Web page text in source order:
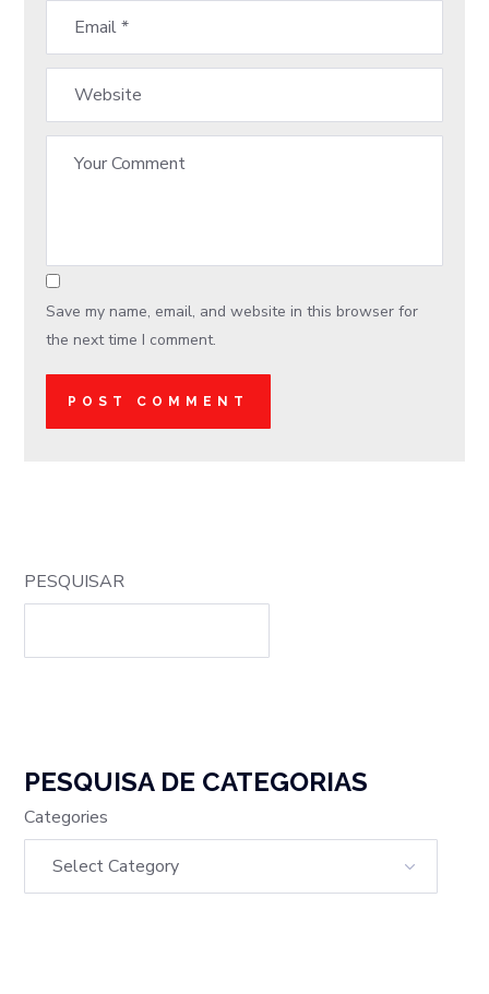
Save my name, email, and website in this browser for
the next time I comment.
PESQUISAR
PESQUISA DE CATEGORIAS
Categories